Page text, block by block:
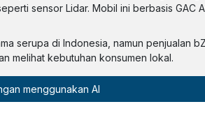
sensor Lidar. Mobil ini berbasis GAC
serupa di Indonesia, namun penjualan
melihat kebutuhan konsumen lokal.
menggunakan AI